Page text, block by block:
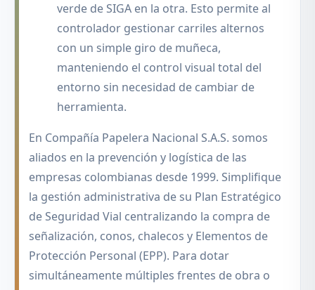
verde de SIGA en la otra. Esto permite al
controlador gestionar carriles alternos
con un simple giro de muñeca,
manteniendo el control visual total del
entorno sin necesidad de cambiar de
herramienta.
En Compañía Papelera Nacional S.A.S. somos
aliados en la prevención y logística de las
empresas colombianas desde 1999. Simplifique
la gestión administrativa de su Plan Estratégico
de Seguridad Vial centralizando la compra de
señalización, conos, chalecos y Elementos de
Protección Personal (EPP). Para dotar
simultáneamente múltiples frentes de obra o